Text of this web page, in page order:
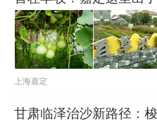
上海嘉定
甘肃临泽治沙新路径：梭